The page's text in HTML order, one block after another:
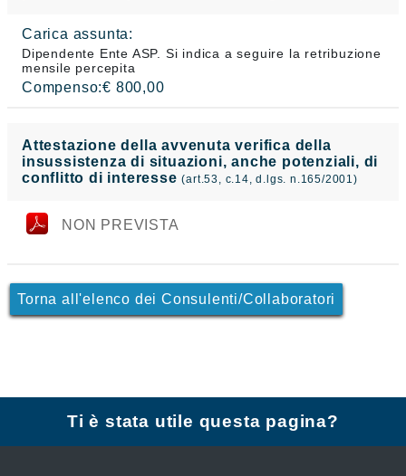
Carica assunta:
Dipendente Ente ASP. Si indica a seguire la retribuzione
mensile percepita
Compenso:€ 800,00
Attestazione della avvenuta verifica della
insussistenza di situazioni, anche potenziali, di
conflitto di interesse(art.53, c.14, d.lgs. n.165/2001)
NON PREVISTA
Torna all'elenco dei Consulenti/Collaboratori
Ti è stata utile questa pagina?